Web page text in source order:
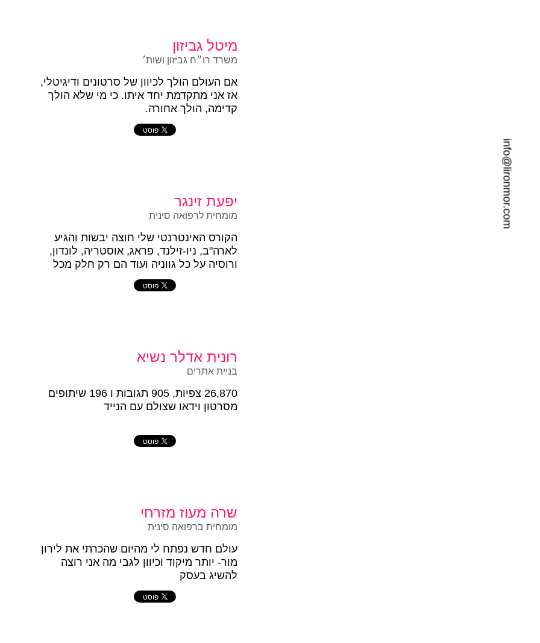
info@lironmor.com
מיטל גביזון
משרד רו״ח גביזון ושות׳
אם העולם הולך לכיוון של סרטונים ודיגיטלי,
אז אני מתקדמת יחד איתו. כי מי שלא הולך
קדימה, הולך אחורה.
יפעת זינגר
מומחית לרפואה סינית
הקורס האינטרנטי שלי חוצה יבשות והגיע
לארה"ב, ניו-זילנד, פראג, אוסטריה, לונדון,
ורוסיה על כל גווניה ועוד הם רק חלק מכל
רונית אדלר נשיא
בניית אתרים
26,870‏ צפיות, 905 תגובות ו 196 שיתופים
מסרטון וידאו שצולם עם הנייד
שרה מעוז מזרחי
מומחית ברפואה סינית
עולם חדש נפתח לי מהיום שהכרתי את לירון
מור- יותר מיקוד וכיוון לגבי מה אני רוצה
להשיג בעסק